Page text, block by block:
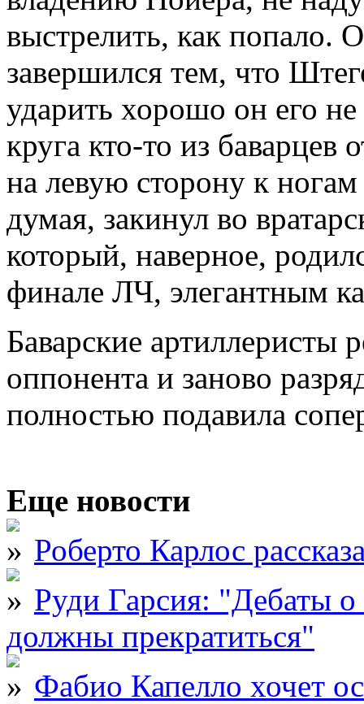
выстрелить, как
завершился тем, что
ударить хорошо он его
круга кто-то из баварцев
на левую сторону к
думая, закинул во
который, наверное,
финале ЛЧ, элегантным
Баварские артиллеристы
оппонента и заново
полностью подавила
Еще новости
Роберто Карлос
Руди Гарсия: "Дебаты
должны прекратиться"
Фабио Капелло хочет